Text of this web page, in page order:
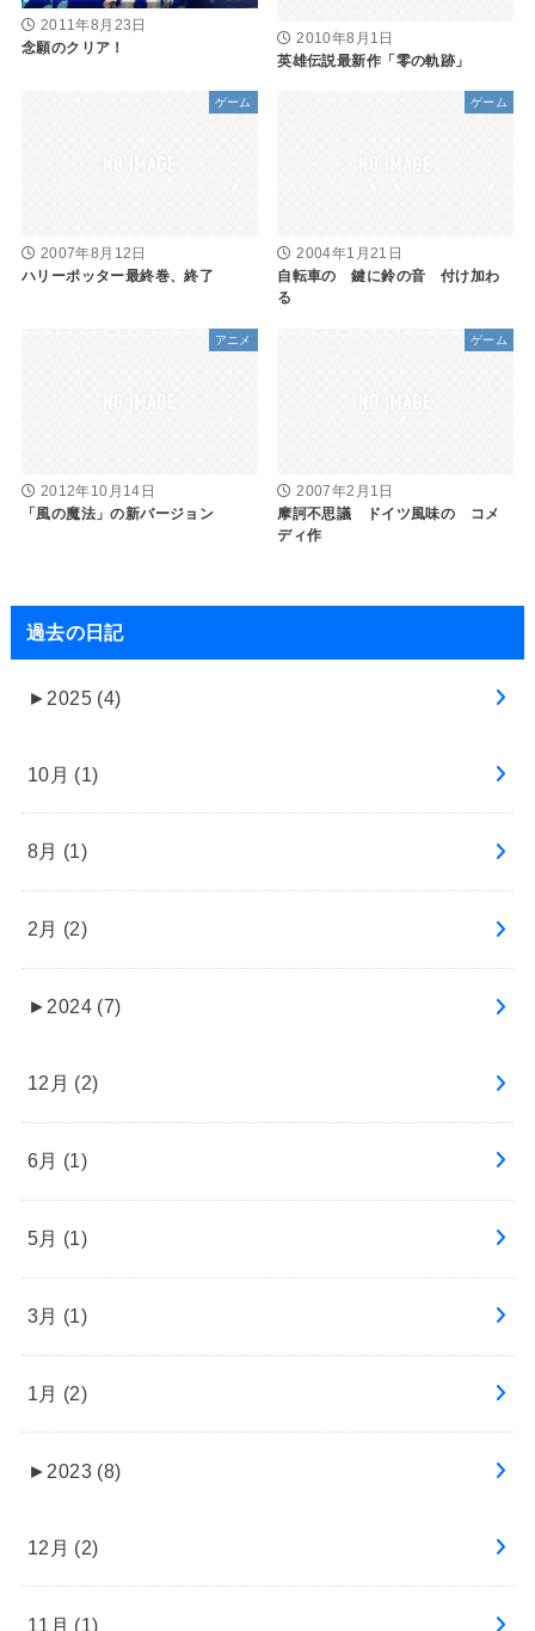
2011年8月23日
念願のクリア！
2010年8月1日
英雄伝説最新作「零の軌跡」
ゲーム
2007年8月12日
ハリーポッター最終巻、終了
ゲーム
2004年1月21日
自転車の 鍵に鈴の音 付け加わ
る
アニメ
2012年10月14日
「風の魔法」の新バージョン
ゲーム
2007年2月1日
摩訶不思議 ドイツ風味の コメ
ディ作
過去の日記
► 2025 (4)
10月 (1)
8月 (1)
2月 (2)
► 2024 (7)
12月 (2)
6月 (1)
5月 (1)
3月 (1)
1月 (2)
► 2023 (8)
12月 (2)
11月 (1)